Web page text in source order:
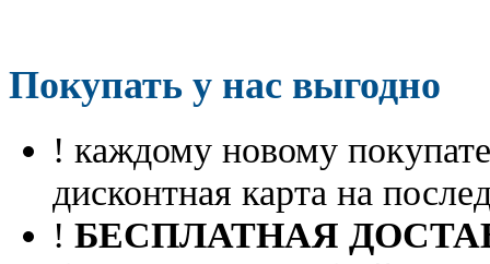
Покупать у нас выгодно
! каждому новому
дисконтная карта на
! БЕСПЛАТНАЯ